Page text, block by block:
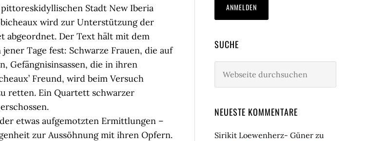
Stadt New Iberia
wird zur Unterstützung der
abgeordnet. Der Text hält mit dem
Tage fest: Schwarze Frauen, die auf
Gefängnisinsassen, die in ihren
Freund, wird beim Versuch
retten. Ein Quartett schwarzer
etwas aufgemotzten Ermittlungen –
zur Aussöhnung mit ihren Opfern.
SUCHE
durchsuchen
NEUESTE KOMMENTARE
Sirikit Loewenherz- Güner zu